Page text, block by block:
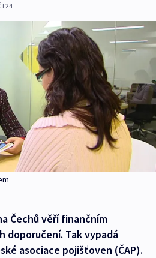
Čechů věří finančním
doporučení. Tak vypadá
asociace pojišťoven (ČAP).